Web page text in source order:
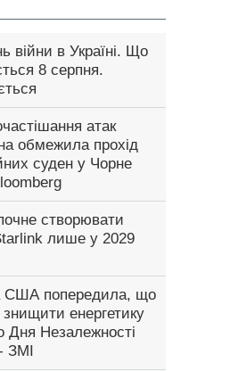
війни в Україні. Що
8 серпня.
атак
обмежила прохід
суден у Чорне
створювати
лише у 2029
США попередила, що
енергетику
Дня Незалежності
ЗМІ